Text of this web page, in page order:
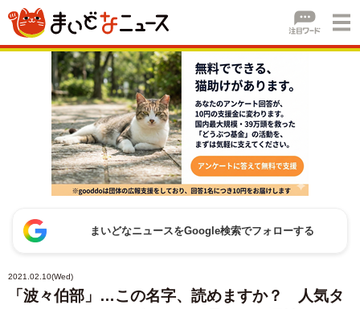
まいどなニュースをGoogle検索でフォローする
2021.02.10(Wed)
「波々伯部」…この名字、読めますか？ 人気タ